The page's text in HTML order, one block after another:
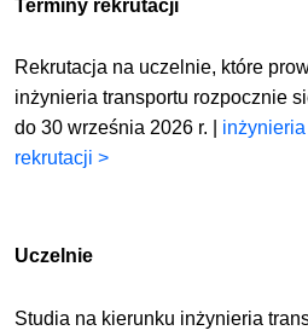
Terminy rekrutacji
Rekrutacja na uczelnie, które
inżynieria transportu rozpocznie
do 30 września 2026 r. |
rekrutacji >
Uczelnie
Studia na kierunku inżynieria